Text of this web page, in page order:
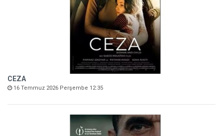
CEZA
16 Temmuz 2026 Perşembe 12:35